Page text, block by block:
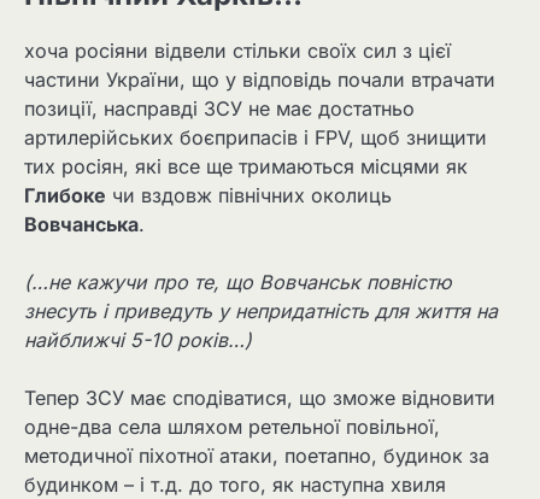
хоча росіяни відвели стільки своїх сил з цієї
частини України, що у відповідь почали втрачати
позиції, насправді ЗСУ не має достатньо
артилерійських боєприпасів і FPV, щоб знищити
тих росіян, які все ще тримаються місцями як
Глибоке чи вздовж північних околиць
Вовчанська.
(…не кажучи про те, що Вовчанськ повністю
знесуть і приведуть у непридатність для життя на
найближчі 5-10 років…)
Тепер ЗСУ має сподіватися, що зможе відновити
одне-два села шляхом ретельної повільної,
методичної піхотної атаки, поетапно, будинок за
будинком – і т.д. до того, як наступна хвиля